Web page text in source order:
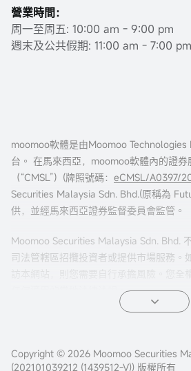
營業時間：
周一至周五: 10:00 am - 9:00 pm
週末及公共假期: 11:00 am - 7:00 pm
moomoo軟體是由Moomoo Technologies
台。 在馬來西亞，moomoo軟體內的證
（“CMSL”）(牌照號碼： eCMSL/A0397/
Securities Malaysia Sdn. Bhd.(原稱為
供，並經馬來西亞證券監督委員會監管。
Moomoo Securities Malaysia Sdn. Bhd.
司法管轄區招攬投資者或提供市場服務。
任何適用的當地法律法規。
Copyright © 2026 Moomoo Securities
(202101039212 (1439512-V)) 版權所有